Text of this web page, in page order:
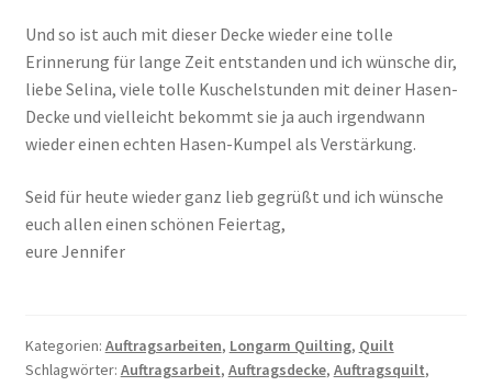
Und so ist auch mit dieser Decke wieder eine tolle
Erinnerung für lange Zeit entstanden und ich wünsche dir,
liebe Selina, viele tolle Kuschelstunden mit deiner Hasen-
Decke und vielleicht bekommt sie ja auch irgendwann
wieder einen echten Hasen-Kumpel als Verstärkung.
Seid für heute wieder ganz lieb gegrüßt und ich wünsche
euch allen einen schönen Feiertag,
eure Jennifer
Kategorien: Auftragsarbeiten, Longarm Quilting, Quilt
Schlagwörter: Auftragsarbeit, Auftragsdecke, Auftragsquilt,